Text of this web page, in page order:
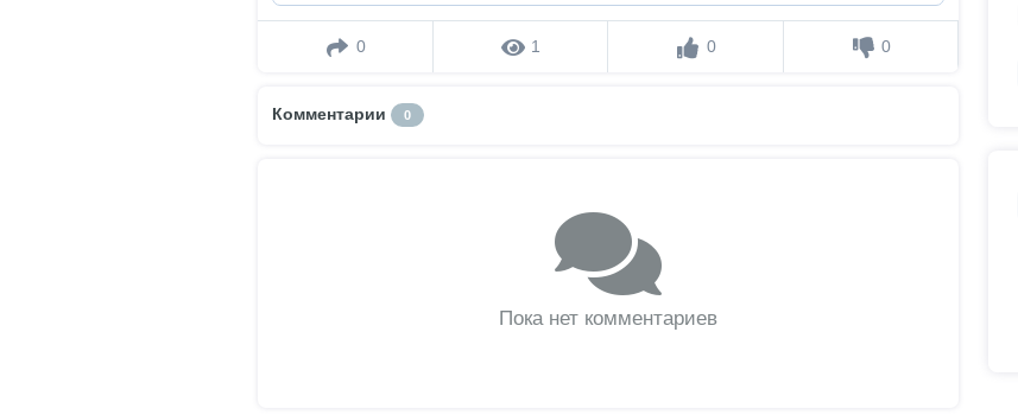
0 1 0 0
Комментарии 0
Пока нет комментариев